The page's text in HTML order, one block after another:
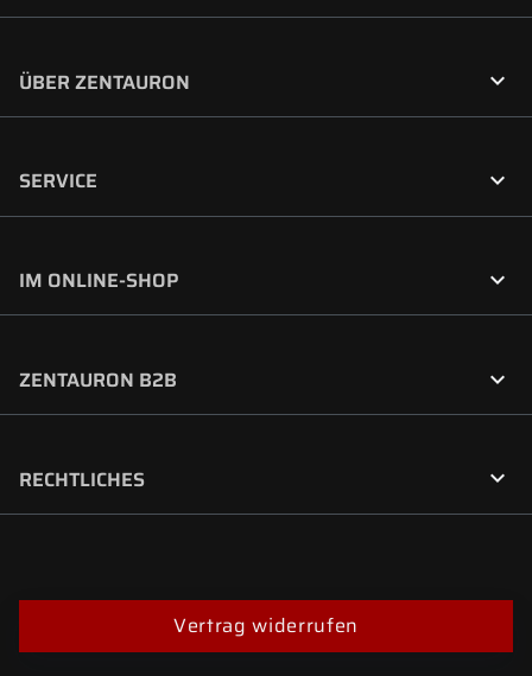
ÜBER ZENTAURON 
SERVICE 
IM ONLINE-SHOP 
ZENTAURON B2B 
RECHTLICHES 
Vertrag widerrufen